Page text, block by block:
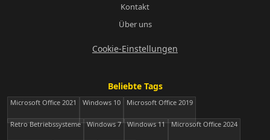
Kontakt
Über uns
Cookie-Einstellungen
Beliebte Tags
Microsoft Office 2021 Windows 10 Microsoft Office 2019
Retro Betriebssysteme Windows 7 Windows 11 Microsoft Office 2024